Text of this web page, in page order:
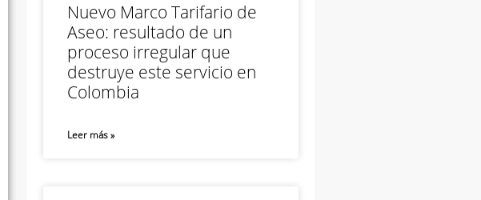
Nuevo Marco Tarifario de
Aseo: resultado de un
proceso irregular que
destruye este servicio en
Colombia
Leer más »